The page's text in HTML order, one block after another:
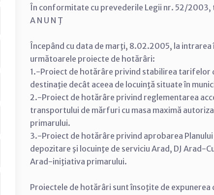
În conformitate cu prevederile Legii nr. 52/2003,
A N U N Ţ
Începând cu data de marţi, 8.02.2005, la
următoarele proiecte de hotărâri:
1.-Proiect de hotărâre privind stabilirea tarifelor
destinaţie decât aceea de locuinţă situate în
2.-Proiect de hotărâre privind reglementarea
transportului de mărfuri cu masa maximă
primarului.
3.-Proiect de hotărâre privind aprobarea
depozitare şi locuinţe de serviciu Arad, DJ Arad-
Arad-iniţiativa primarului.
Proiectele de hotărâri sunt însoţite de